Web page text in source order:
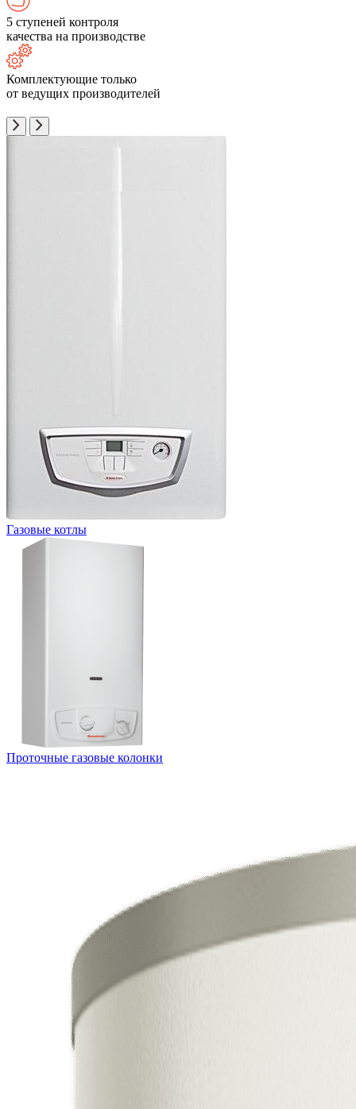
5 ступеней контроля
качества на производстве
Комплектующие только
от ведущих производителей
Газовые котлы
Проточные газовые колонки